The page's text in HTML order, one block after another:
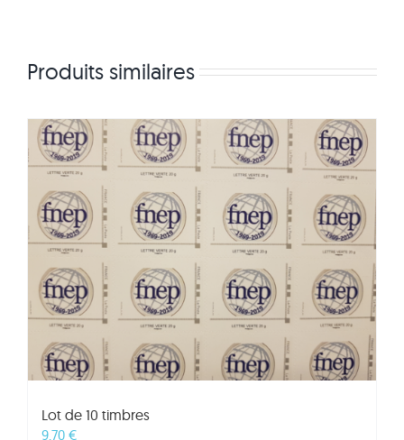
Produits similaires
Lot de 10 timbres
9,70 €